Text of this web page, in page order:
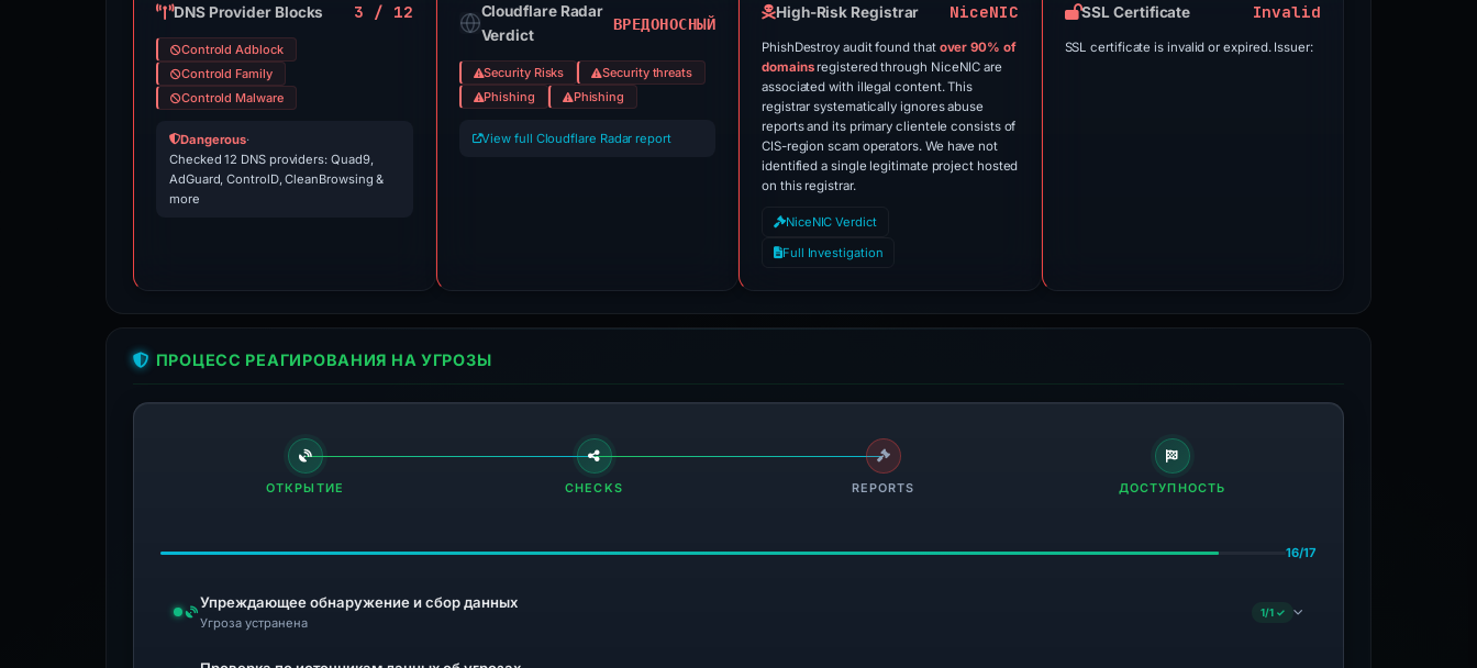
DNS Provider Blocks 3 / 12
Controld Adblock
Controld Family
Controld Malware
Dangerous·
Checked 12 DNS providers: Quad9,
AdGuard, ControlD, CleanBrowsing &
more
Cloudflare Radar
Verdict
ВРЕДОНОСНЫЙ
Security Risks
Security threats
Phishing
Phishing
View full Cloudflare Radar report
High-Risk Registrar NiceNIC
PhishDestroy audit found that over 90% of
domainsregistered through NiceNIC are
associated with illegal content. This
registrar systematically ignores abuse
reports and its primary clientele consists of
CIS-region scam operators. We have not
identified a single legitimate project hosted
on this registrar.
NiceNIC Verdict
Full Investigation
SSL Certificate Invalid
SSL certificate is invalid or expired. Issuer:
ПРОЦЕСС РЕАГИРОВАНИЯ НА УГРОЗЫ
ОТКРЫТИЕ CHECKS REPORTS ДОСТУПНОСТЬ
16/17
Упреждающее обнаружение и сбор данных
Угроза устранена
1/1 ✓